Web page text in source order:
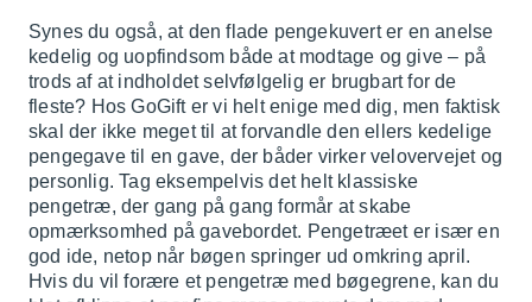
Synes du også, at den flade pengekuvert er en anelse
kedelig og uopfindsom både at modtage og give – på
trods af at indholdet selvfølgelig er brugbart for de
fleste? Hos GoGift er vi helt enige med dig, men faktisk
skal der ikke meget til at forvandle den ellers kedelige
pengegave til en gave, der båder virker velovervejet og
personlig. Tag eksempelvis det helt klassiske
pengetræ, der gang på gang formår at skabe
opmærksomhed på gavebordet. Pengetræet er især en
god ide, netop når bøgen springer ud omkring april.
Hvis du vil forære et pengetræ med bøgegrene, kan du